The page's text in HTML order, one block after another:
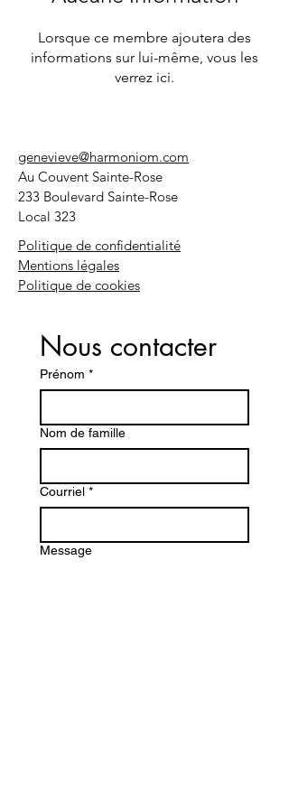
Lorsque ce membre ajoutera des
informations sur lui-même, vous les
verrez ici.
genevieve@harmoniom.com
Au Couvent Sainte-Rose
233 Boulevard Sainte-Rose
Local 323
Politique de confidentialité
Mentions légales
Politique de cookies
Nous contacter
Prénom *
Nom de famille
Courriel *
Message